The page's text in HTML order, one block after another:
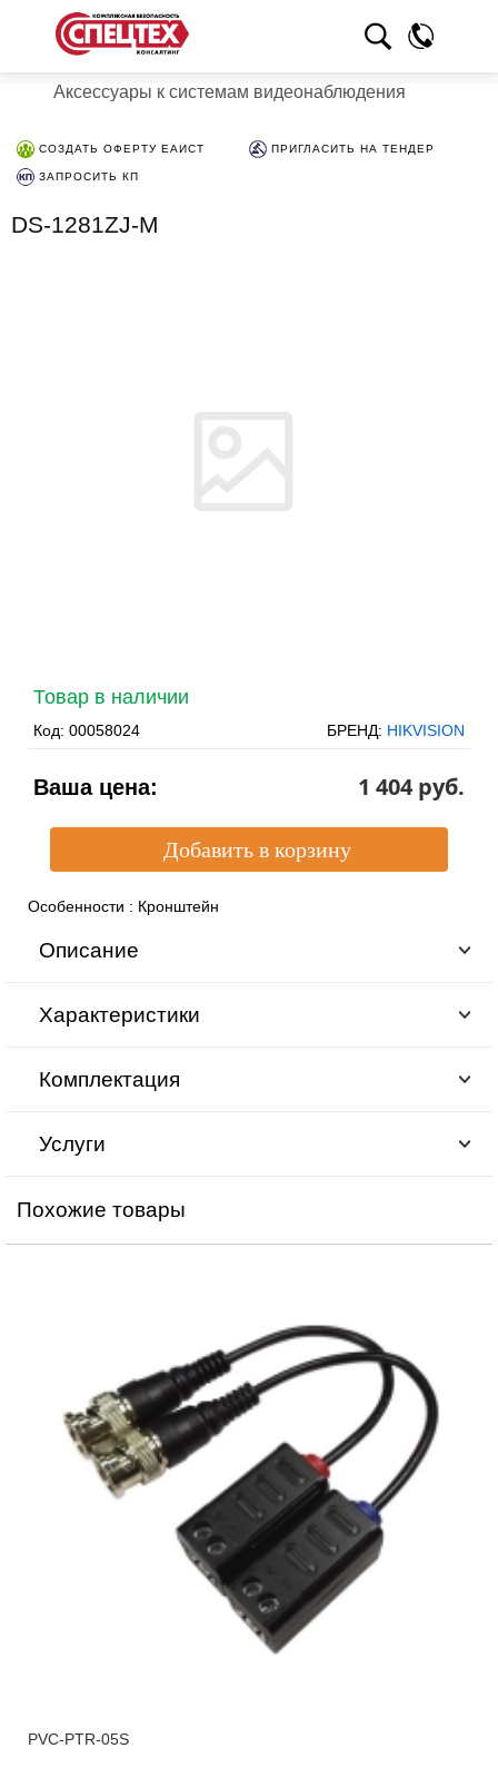
Аксессуары к системам видеонаблюдения
СОЗДАТЬ ОФЕРТУ ЕАИСТ ПРИГЛАСИТЬ НА ТЕНДЕР
ЗАПРОСИТЬ КП
DS-1281ZJ-M
Товар в наличии
Код: 00058024 БРЕНД: HIKVISION
Ваша цена: 1 404 pуб.
Особенности : Кронштейн
Описание
Характеристики
Комплектация
Услуги
Похожие товары
PVC-PTR-05S